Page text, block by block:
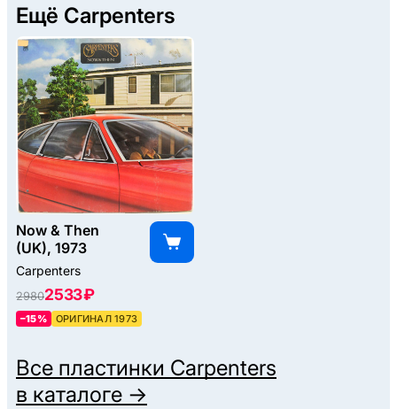
Ещё Carpenters
Now & Then
(UK), 1973
Carpenters
29802533 ₽
–15% ОРИГИНАЛ 1973
Все пластинки Carpenters
в каталоге →